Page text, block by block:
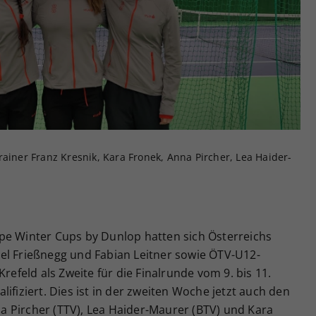
Franz Kresnik, Kara Fronek, Anna Pircher, Lea Haider-
Winter Cups by Dunlop hatten sich Österreichs
Frießnegg und Fabian Leitner sowie ÖTV-U12-
als Zweite für die Finalrunde vom 9. bis 11.
Dies ist in der zweiten Woche jetzt auch den
(TTV), Lea Haider-Maurer (BTV) und Kara
Ihrer vorgenommen Einstellungen, falls der
Webseiten-Betreiber dies eingestellt hat.